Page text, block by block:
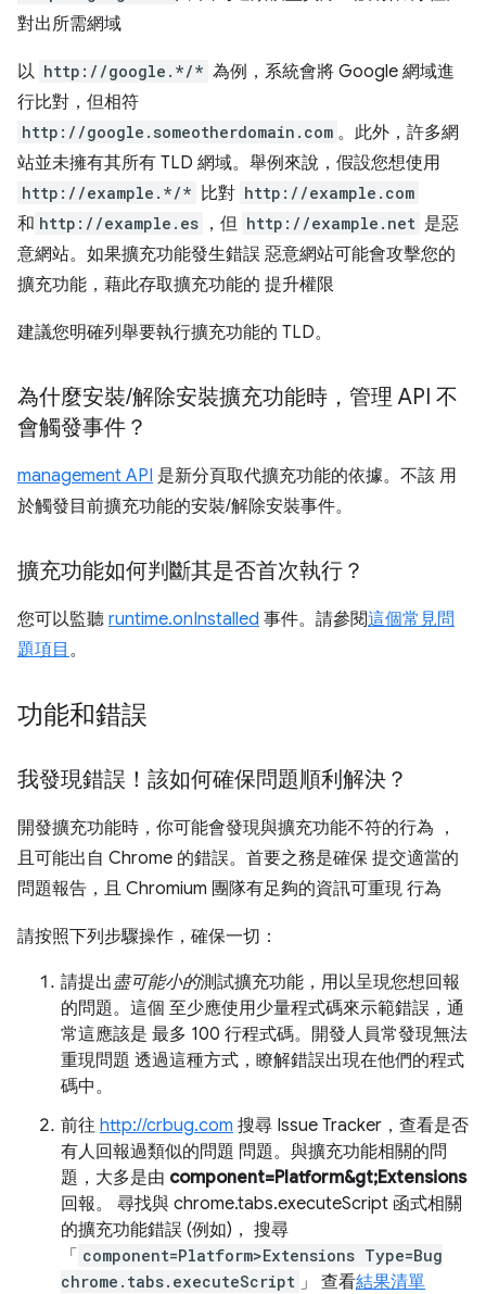
對出所需網域
以 http://google.*/* 為例，系統會將 Google 網域進
行比對，但相符
http://google.someotherdomain.com 。此外，許多網
站並未擁有其所有 TLD 網域。舉例來說，假設您想使用
http://example.*/* 比對 http://example.com
和 http://example.es ，但 http://example.net 是惡
意網站。如果擴充功能發生錯誤 惡意網站可能會攻擊您的
擴充功能，藉此存取擴充功能的 提升權限
建議您明確列舉要執行擴充功能的 TLD。
為什麼安裝/解除安裝擴充功能時，管理 API 不
會觸發事件？
management API 是新分頁取代擴充功能的依據。不該 用
於觸發目前擴充功能的安裝/解除安裝事件。
擴充功能如何判斷其是否首次執行？
您可以監聽 runtime.onInstalled 事件。請參閱這個常見問
題項目 。
功能和錯誤
我發現錯誤！該如何確保問題順利解決？
開發擴充功能時，你可能會發現與擴充功能不符的行為 ，
且可能出自 Chrome 的錯誤。首要之務是確保 提交適當的
問題報告，且 Chromium 團隊有足夠的資訊可重現 行為
請按照下列步驟操作，確保一切：
請提出 盡可能小的測試擴充功能，用以呈現您想回報
的問題。這個 至少應使用少量程式碼來示範錯誤，通
常這應該是 最多 100 行程式碼。開發人員常發現無法
重現問題 透過這種方式，瞭解錯誤出現在他們的程式
碼中。
前往 http://crbug.com 搜尋 Issue Tracker，查看是否
有人回報過類似的問題 問題。與擴充功能相關的問
題，大多是由 component=Platform&gt;Extensions
回報。 尋找與 chrome.tabs.executeScript 函式相關
的擴充功能錯誤 (例如)， 搜尋
「 component=Platform>Extensions Type=Bug
chrome.tabs.executeScript 」 查看結果清單